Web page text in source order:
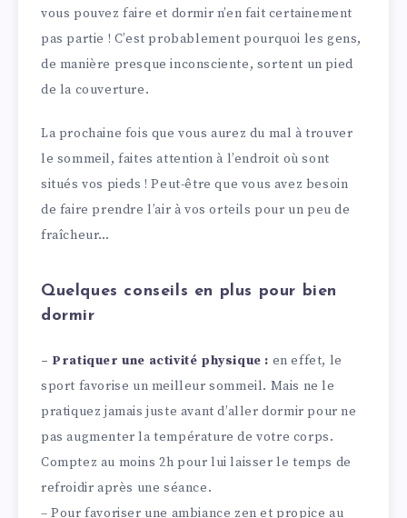
vous pouvez faire et dormir n’en fait certainement
pas partie ! C’est probablement pourquoi les gens,
de manière presque inconsciente, sortent un pied
de la couverture.
La prochaine fois que vous aurez du mal à trouver
le sommeil, faites attention à l’endroit où sont
situés vos pieds ! Peut-être que vous avez besoin
de faire prendre l’air à vos orteils pour un peu de
fraîcheur…
Quelques conseils en plus pour bien
dormir
– Pratiquer une activité physique : en effet, le
sport favorise un meilleur sommeil. Mais ne le
pratiquez jamais juste avant d’aller dormir pour ne
pas augmenter la température de votre corps.
Comptez au moins 2h pour lui laisser le temps de
refroidir après une séance.
– Pour favoriser une ambiance zen et propice au